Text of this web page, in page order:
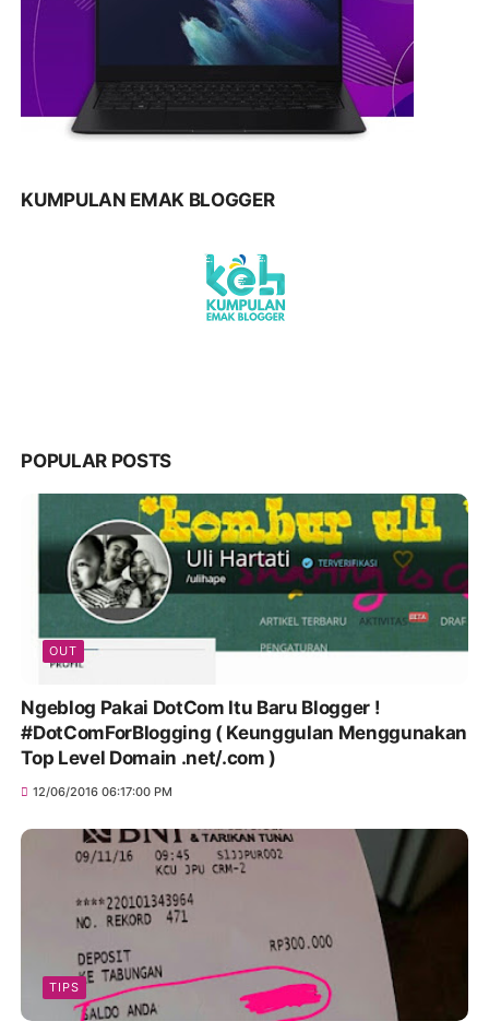
KUMPULAN EMAK BLOGGER
POPULAR POSTS
OUT
Ngeblog Pakai DotCom Itu Baru Blogger !
#DotComForBlogging ( Keunggulan Menggunakan
Top Level Domain .net/.com )
12/06/2016 06:17:00 PM
TIPS